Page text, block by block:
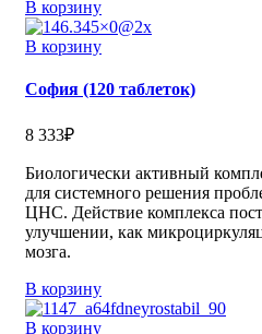
В корзину
В корзину
София (120 таблеток)
8 333₽
Биологически активный
для системного решения
ЦНС. Действие комплекса
улучшении, как
мозга.
В корзину
В корзину